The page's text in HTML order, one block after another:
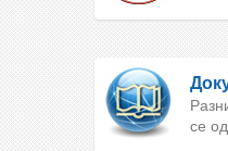
се